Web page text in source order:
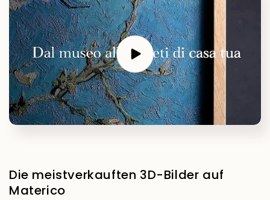
Die meistverkauften 3D-Bilder auf
Materico